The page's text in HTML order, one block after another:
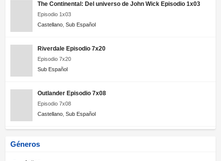
The Continental: Del universo de John Wick Episodio 1x03
Episodio 1x03
Castellano Sub Español
Riverdale Episodio 7x20
Episodio 7x20
Sub Español
Outlander Episodio 7x08
Episodio 7x08
Castellano Sub Español
Géneros